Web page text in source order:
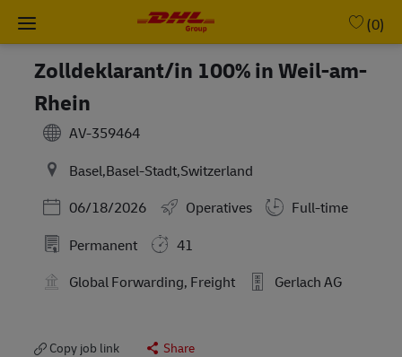
Skip to main content
(0)
Zolldeklarant/in 100% in Weil-am-
Rhein
AV-359464
Basel,Basel-Stadt,Switzerland
Posted Date
06/18/2026 Operatives
Full-time
Permanent
41
Global Forwarding, Freight
Gerlach AG
Copy job link Share